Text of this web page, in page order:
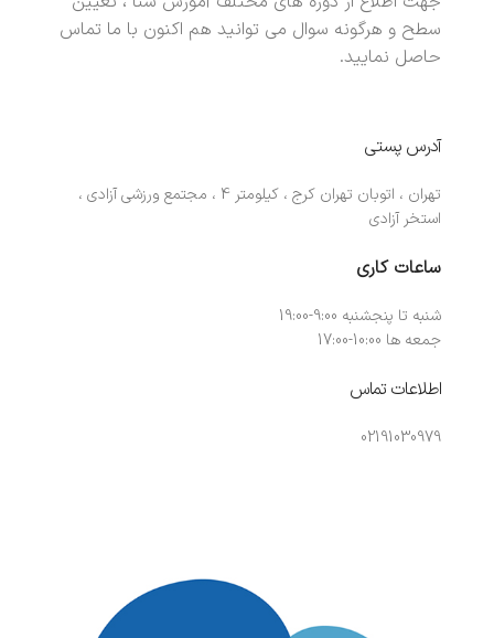
سطح و هرگونه سوال می توانید هم اکنون با ما تماس
حاصل نمایید.
آدرس پستی
تهران ، اتوبان تهران کرج ، کیلومتر 4 ، مجتمع ورزشی آزادی ،
استخر آزادی
ساعات کاری
شنبه تا پنجشنبه 9:00-19:00
جمعه ها 10:00-17:00
اطلاعات تماس
02191030979